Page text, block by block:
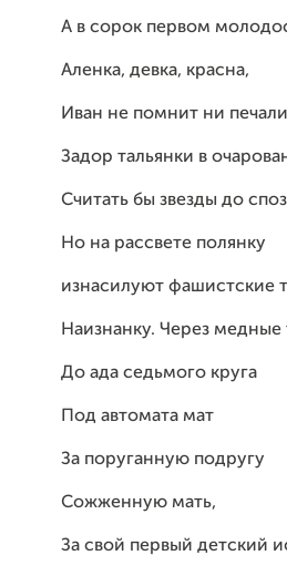
А в сорок первом
Аленка, девка, красна,
Иван не помнит ни
Задор тальянки в
Считать бы звезды до
Но на рассвете полянку
изнасилуют фашистские
Наизнанку. Через медные
До ада седьмого круга
Под автомата мат
За поруганную подругу
Сожженную мать,
За свой первый детский